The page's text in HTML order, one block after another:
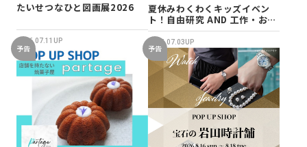
たいせつなひと図画展2026
2026.07.11UP
夏休みわくわくキッズイベン
ト！自由研究 AND 工作・おし
ごと体験！
2026.07.03UP
予告 予告